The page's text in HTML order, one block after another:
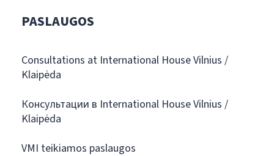
PASLAUGOS
Consultations at International House Vilnius /
Klaipėda
Консультации в International House Vilnius /
Klaipėda
VMI teikiamos paslaugos